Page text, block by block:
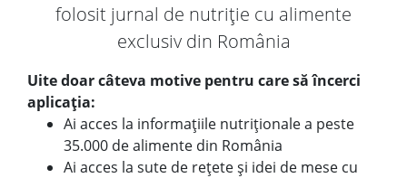
folosit jurnal de nutriție cu alimente
exclusiv din România
Uite doar câteva motive pentru care să încerci
aplicația:
Ai acces la informațiile nutriționale a peste
35.000 de alimente din România
Ai acces la sute de rețete și idei de mese cu